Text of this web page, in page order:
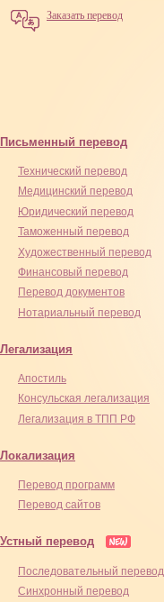
Заказать перевод
Письменный перевод
Технический перевод
Медицинский перевод
Юридический перевод
Таможенный перевод
Художественный перевод
Финансовый перевод
Перевод документов
Нотариальный перевод
Легализация
Апостиль
Консульская легализация
Легализация в ТПП РФ
Локализация
Перевод программ
Перевод сайтов
Устный перевод
Последовательный перевод
Синхронный перевод